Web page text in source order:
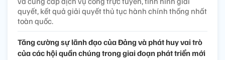
quyết, kết quả giải quyết thủ tục hành chính thống nhất
toàn quốc.
Tăng cường sự lãnh đạo của Đảng và phát huy vai trò
của các hội quần chúng trong giai đoạn phát triển mới